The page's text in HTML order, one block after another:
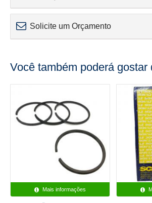
Solicite um Orçamento
Você também poderá gostar
Mais informações